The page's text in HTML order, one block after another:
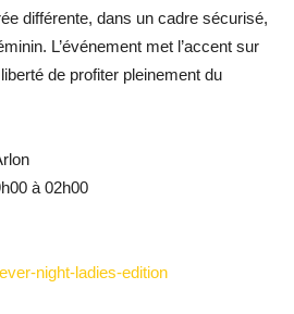
différente, dans un cadre sécurisé,
L’événement met l’accent sur
de profiter pleinement du
à 02h00
night-ladies-edition